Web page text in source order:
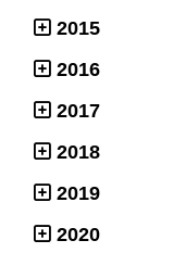
2015
2016
2017
2018
2019
2020